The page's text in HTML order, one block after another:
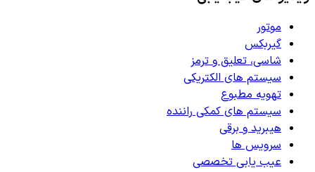
موتور
گیربکس
شاسی، تعلیق و ترمز
سیستم های الکتریکی
تهویه مطبوع
سیستم های کمکی راننده
هیبرید و برقی
سرویس ها
عیب یابی تخصصی